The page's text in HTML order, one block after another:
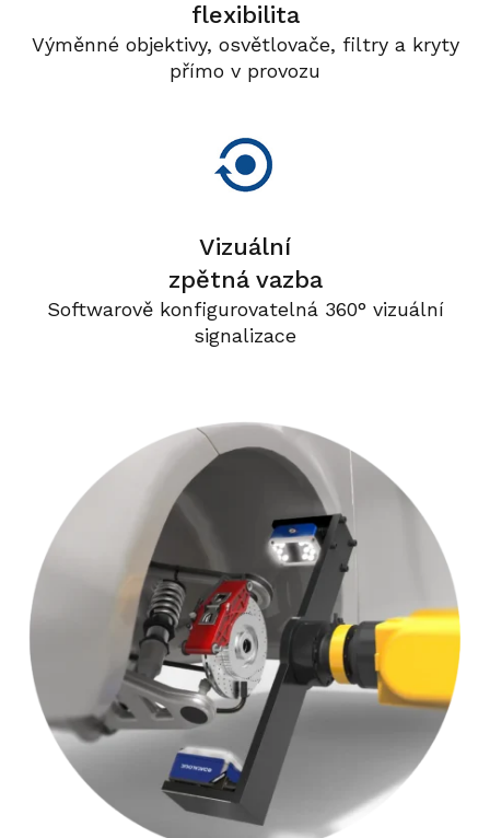
flexibilita
Výměnné objektivy, osvětlovače, filtry a kryty
přímo v provozu
Vizuální
zpětná vazba
Softwarově konfigurovatelná 360° vizuální
signalizace